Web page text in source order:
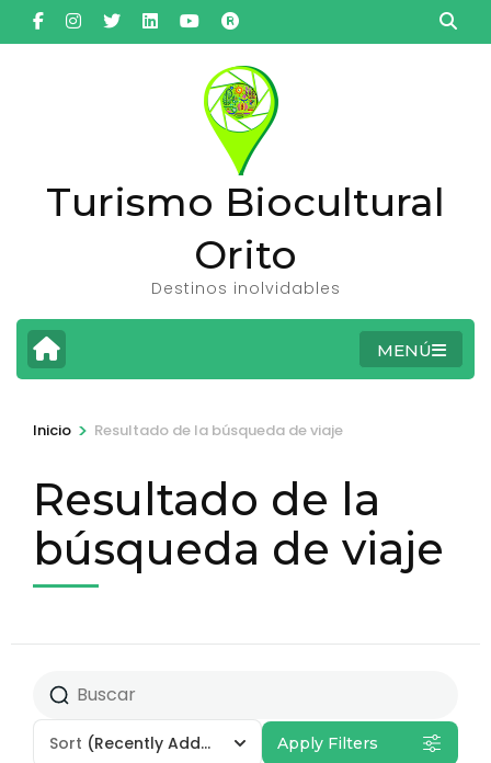
Saltar
al
Intro)Turismo Biocultural
Orito
Destinos inolvidables
MENÚ
Inicio > Resultado de la búsqueda de viaje
Resultado de la
búsqueda de viaje
Sort (Recently Added) Apply Filters